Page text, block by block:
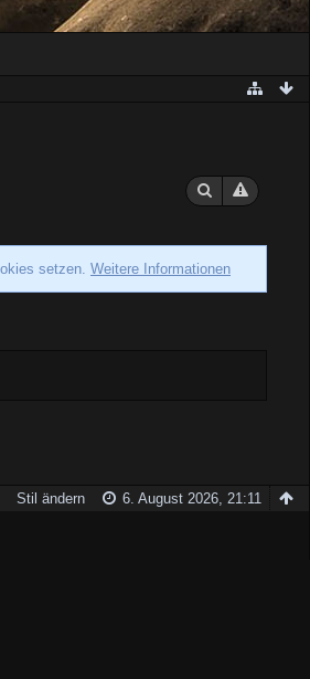
setzen. Weitere Informationen
6. August 2026, 21:11
Stil ändern